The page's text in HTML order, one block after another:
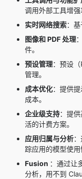
调用外部工具增强
实时网络搜索：
图像和 PDF 处理
件。
预设管理：预设
管理。
成本优化：提供
成本。
企业级支持：提
活的计费方案。
应用归属与分析
踪应用的模型使用
Fusion ：通过让
分析，用不到